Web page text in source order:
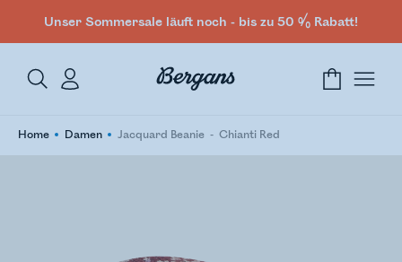
Unser Sommersale läuft noch - bis zu 50 % Rabatt!
Home Damen Jacquard Beanie Chianti Red